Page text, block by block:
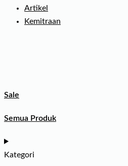
Artikel
Kemitraan
Sale
Semua Produk
Kategori